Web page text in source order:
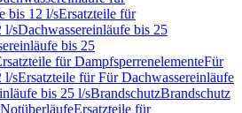
bis 12 l/sErsatzteile für
l/sDachwassereinläufe bis 25
bis 25
für DampfsperrenelementeFür
l/sErsatzteile für Für Dachwassereinläufe
bis 25 l/sBrandschutzBrandschutz
NotüberläufeErsatzteile für